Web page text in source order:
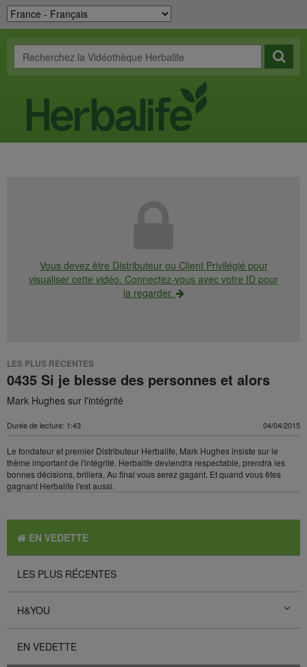
Vous devez être Distributeur ou Client Privilégié pour
visualiser cette vidéo. Connectez-vous avec votre ID pour
la regarder.
LES PLUS RÉCENTES
0435 Si je blesse des personnes et alors
Mark Hughes sur l'intégrité
Durée de lecture: 1:43 04/04/2015
Le fondateur et premier Distributeur Herbalife, Mark Hughes insiste sur le
thème important de l'intégrité. Herbalife deviendra respectable, prendra les
bonnes décisions, brillera. Au final vous serez gagant. Et quand vous êtes
gagnant Herbalife l'est aussi.
EN VEDETTE
LES PLUS RÉCENTES
H&YOU
EN VEDETTE